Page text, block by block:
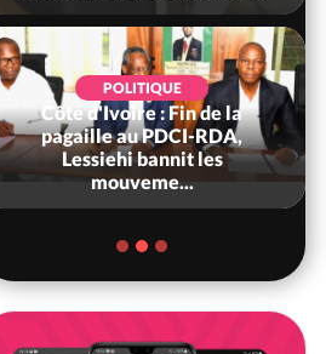
POLITIQUE
Côte d'Ivoire : Fin de la
pagaille au PDCI-RDA,
Lessiehi bannit les
mouveme...